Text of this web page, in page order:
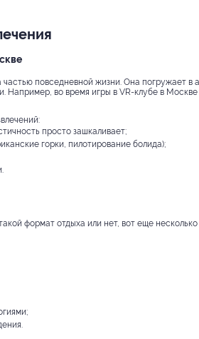
повседневной жизни. Она погружает
Например, во время игры в VR-клубе в
просто зашкаливает;
горки, пилотирование болида);
формат отдыха или нет, вот еще